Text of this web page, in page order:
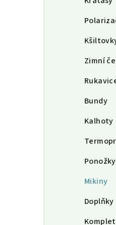
Zimní
Bundy
Kalhoty
Ponožky
Mikiny
Doplňky